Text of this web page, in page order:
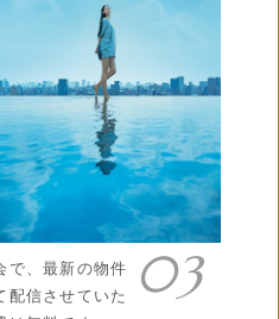
で、最新の物件
配信させていた